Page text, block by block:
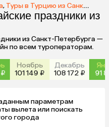
, Туры в Турцию из Санкт-Петербурга
праздники из
из Санкт-Петербурга —
по всем туроператорам.
Ноябрь
101 149 ₽
Декабрь
108 172 ₽
91
параметрам
города